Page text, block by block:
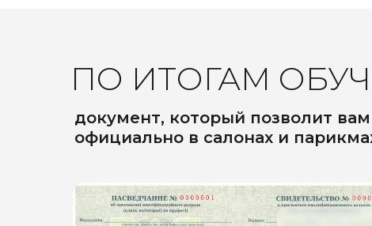
документ, который позволит вам
официально в салонах и
ПО ИТОГАМ